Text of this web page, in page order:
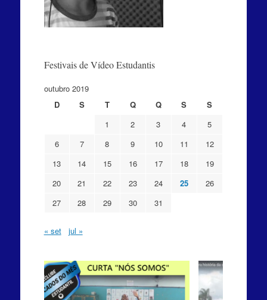
Festivais de Vídeo Estudantis
outubro 2019
D
S T Q Q S
S
1
2 3 4
5
6
7 8 9 10 11
12
13
14 15 16 17 18
19
20
21 22 23 24 25
26
27
28 29 30 31
« set jul »